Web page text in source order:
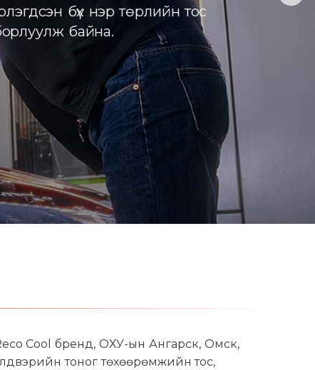
Cool бренд, ОХУ-ын Ангарск, Омск,
тоног төхөөрөмжийн тос,